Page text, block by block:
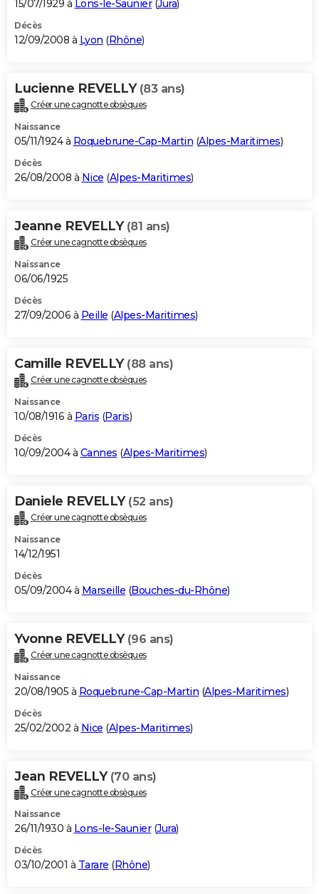
15/07/1929 à Lons-le-Saunier(Jura)
Décès
12/09/2008 à Lyon (Rhône)
Lucienne REVELLY (83 ans)
Créer une cagnotte obsèques
Naissance
05/11/1924 à Roquebrune-Cap-Martin (Alpes-Maritimes)
Décès
26/08/2008 à Nice (Alpes-Maritimes)
Jeanne REVELLY (81 ans)
Créer une cagnotte obsèques
Naissance
06/06/1925
Décès
27/09/2006 à Peille (Alpes-Maritimes)
Camille REVELLY (88 ans)
Créer une cagnotte obsèques
Naissance
10/08/1916 à Paris (Paris)
Décès
10/09/2004 à Cannes (Alpes-Maritimes)
Daniele REVELLY (52 ans)
Créer une cagnotte obsèques
Naissance
14/12/1951
Décès
05/09/2004 à Marseille (Bouches-du-Rhône)
Yvonne REVELLY (96 ans)
Créer une cagnotte obsèques
Naissance
20/08/1905 à Roquebrune-Cap-Martin (Alpes-Maritimes)
Décès
25/02/2002 à Nice (Alpes-Maritimes)
Jean REVELLY (70 ans)
Créer une cagnotte obsèques
Naissance
26/11/1930 à Lons-le-Saunier(Jura)
Décès
03/10/2001 à Tarare (Rhône)